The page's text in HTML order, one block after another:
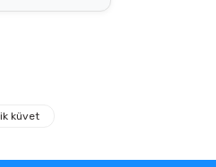
küvet